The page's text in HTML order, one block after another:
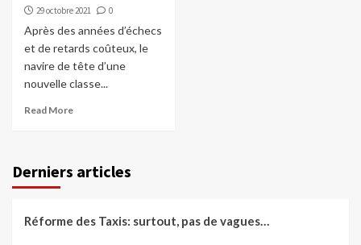
29 octobre 2021 0
Après des années d’échecs
et de retards coûteux, le
navire de tête d’une
nouvelle classe...
Read More
Derniers articles
Réforme des Taxis: surtout, pas de vagues…